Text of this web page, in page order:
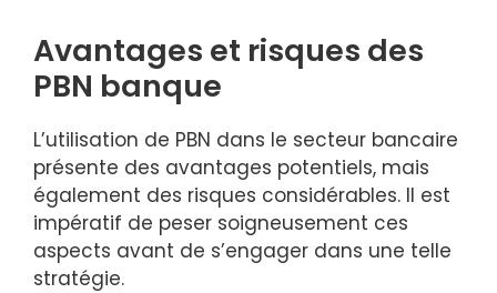
Avantages et risques des
PBN banque
L’utilisation de PBN dans le secteur bancaire
présente des avantages potentiels, mais
également des risques considérables. Il est
impératif de peser soigneusement ces
aspects avant de s’engager dans une telle
stratégie.